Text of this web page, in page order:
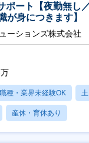
ポート【夜勤無し
が身につきます】
ーションズ株式会社
職種・業界未経験OK
産休・育休あり